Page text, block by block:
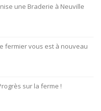
une Braderie à Neuville
fermier vous est à nouveau
sur la ferme !